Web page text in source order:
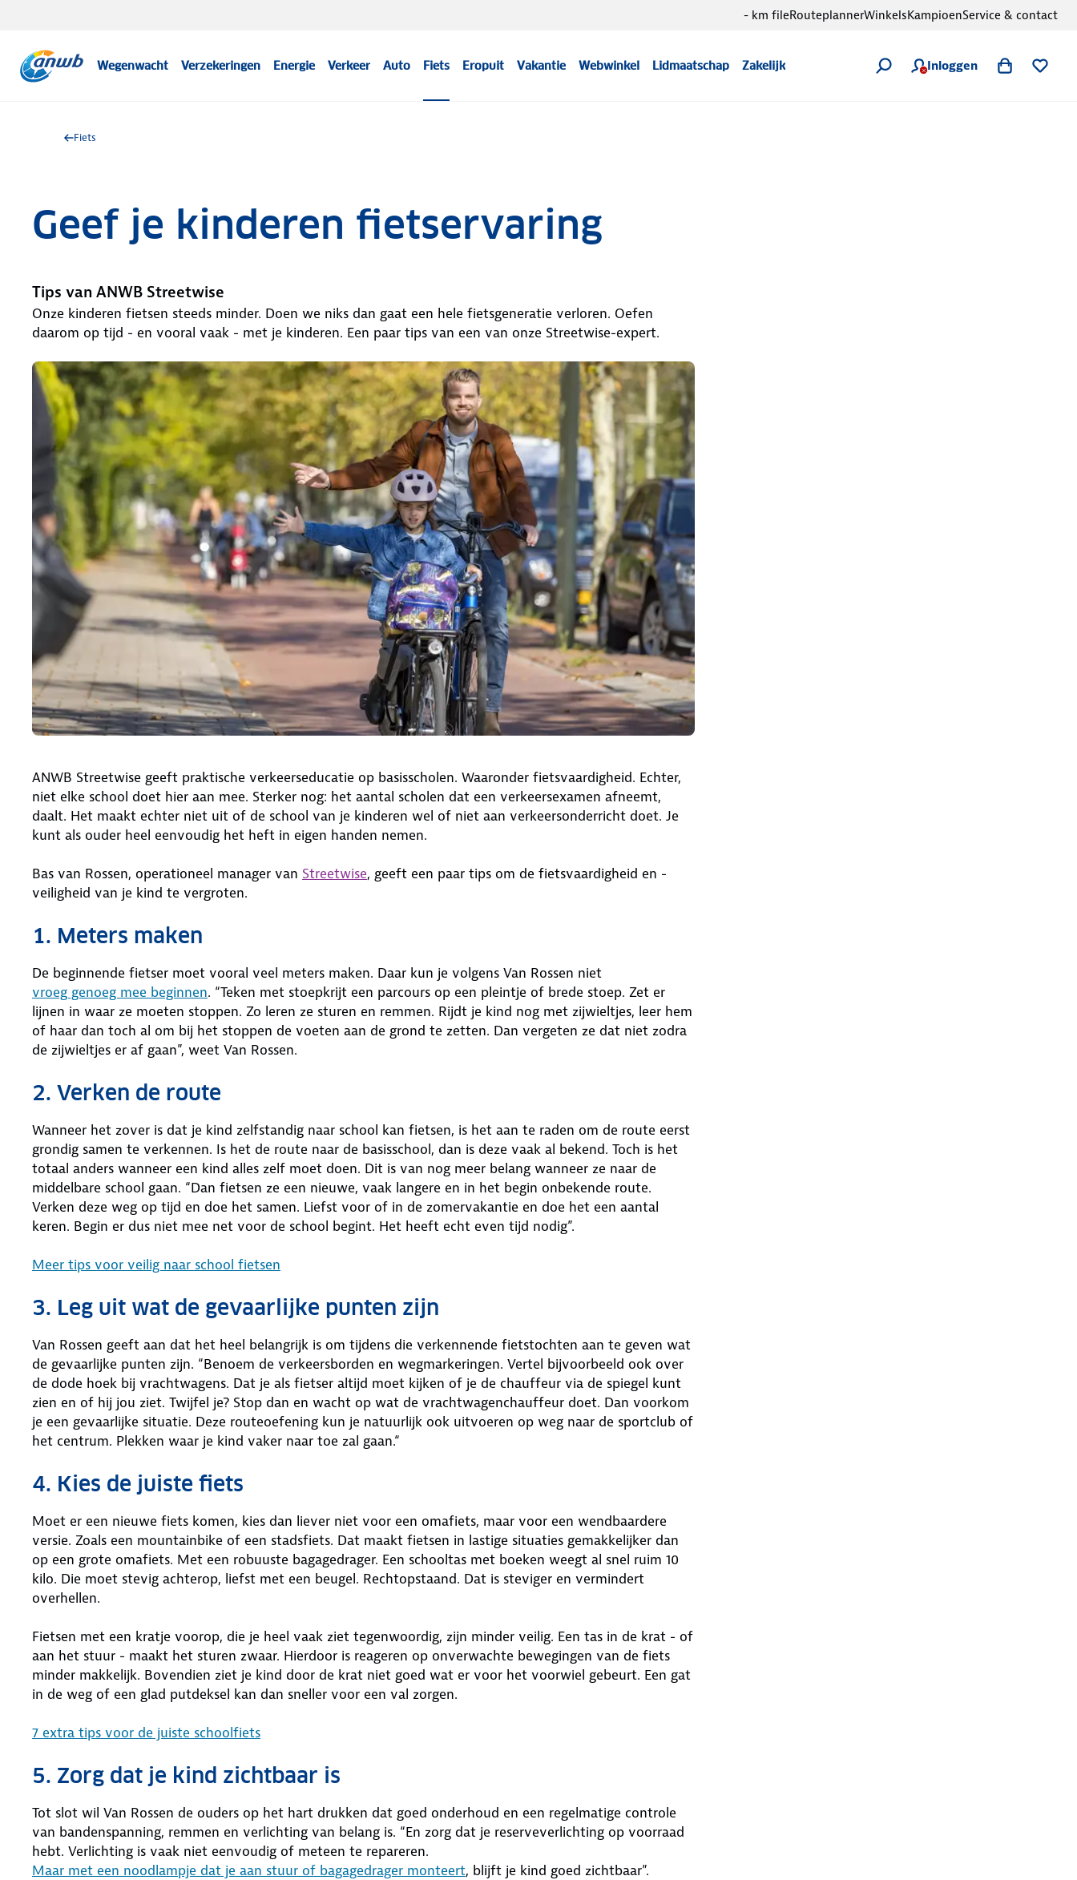
Wegenwacht Verzekeringen Energie Verkeer Auto Fiets Eropuit Vakantie Webwinkel Lidmaatschap Zakelijk Inloggen
- km fileRouteplannerWinkelsKampioenService & contact
Fiets
Geef je kinderen fietservaring
Tips van ANWB Streetwise
Onze kinderen fietsen steeds minder. Doen we niks dan gaat een hele fietsgeneratie verloren. Oefen
daarom op tijd - en vooral vaak - met je kinderen. Een paar tips van een van onze Streetwise-expert.
ANWB Streetwise geeft praktische verkeerseducatie op basisscholen. Waaronder fietsvaardigheid. Echter,
niet elke school doet hier aan mee. Sterker nog: het aantal scholen dat een verkeersexamen afneemt,
daalt. Het maakt echter niet uit of de school van je kinderen wel of niet aan verkeersonderricht doet. Je
kunt als ouder heel eenvoudig het heft in eigen handen nemen.
Bas van Rossen, operationeel manager van Streetwise, geeft een paar tips om de fietsvaardigheid en -
veiligheid van je kind te vergroten.
1. Meters maken
De beginnende fietser moet vooral veel meters maken. Daar kun je volgens Van Rossen niet
vroeg genoeg mee beginnen. “Teken met stoepkrijt een parcours op een pleintje of brede stoep. Zet er
lijnen in waar ze moeten stoppen. Zo leren ze sturen en remmen. Rijdt je kind nog met zijwieltjes, leer hem
of haar dan toch al om bij het stoppen de voeten aan de grond te zetten. Dan vergeten ze dat niet zodra
de zijwieltjes er af gaan”, weet Van Rossen.
2. Verken de route
Wanneer het zover is dat je kind zelfstandig naar school kan fietsen, is het aan te raden om de route eerst
grondig samen te verkennen. Is het de route naar de basisschool, dan is deze vaak al bekend. Toch is het
totaal anders wanneer een kind alles zelf moet doen. Dit is van nog meer belang wanneer ze naar de
middelbare school gaan. “Dan fietsen ze een nieuwe, vaak langere en in het begin onbekende route.
Verken deze weg op tijd en doe het samen. Liefst voor of in de zomervakantie en doe het een aantal
keren. Begin er dus niet mee net voor de school begint. Het heeft echt even tijd nodig”.
Meer tips voor veilig naar school fietsen
3. Leg uit wat de gevaarlijke punten zijn
Van Rossen geeft aan dat het heel belangrijk is om tijdens die verkennende fietstochten aan te geven wat
de gevaarlijke punten zijn. “Benoem de verkeersborden en wegmarkeringen. Vertel bijvoorbeeld ook over
de dode hoek bij vrachtwagens. Dat je als fietser altijd moet kijken of je de chauffeur via de spiegel kunt
zien en of hij jou ziet. Twijfel je? Stop dan en wacht op wat de vrachtwagenchauffeur doet. Dan voorkom
je een gevaarlijke situatie. Deze routeoefening kun je natuurlijk ook uitvoeren op weg naar de sportclub of
het centrum. Plekken waar je kind vaker naar toe zal gaan.“
4. Kies de juiste fiets
Moet er een nieuwe fiets komen, kies dan liever niet voor een omafiets, maar voor een wendbaardere
versie. Zoals een mountainbike of een stadsfiets. Dat maakt fietsen in lastige situaties gemakkelijker dan
op een grote omafiets. Met een robuuste bagagedrager. Een schooltas met boeken weegt al snel ruim 10
kilo. Die moet stevig achterop, liefst met een beugel. Rechtopstaand. Dat is steviger en vermindert
overhellen.
Fietsen met een kratje voorop, die je heel vaak ziet tegenwoordig, zijn minder veilig. Een tas in de krat - of
aan het stuur - maakt het sturen zwaar. Hierdoor is reageren op onverwachte bewegingen van de fiets
minder makkelijk. Bovendien ziet je kind door de krat niet goed wat er voor het voorwiel gebeurt. Een gat
in de weg of een glad putdeksel kan dan sneller voor een val zorgen.
7 extra tips voor de juiste schoolfiets
5. Zorg dat je kind zichtbaar is
Tot slot wil Van Rossen de ouders op het hart drukken dat goed onderhoud en een regelmatige controle
van bandenspanning, remmen en verlichting van belang is. “En zorg dat je reserveverlichting op voorraad
hebt. Verlichting is vaak niet eenvoudig of meteen te repareren.
Maar met een noodlampje dat je aan stuur of bagagedrager monteert, blijft je kind goed zichtbaar”.